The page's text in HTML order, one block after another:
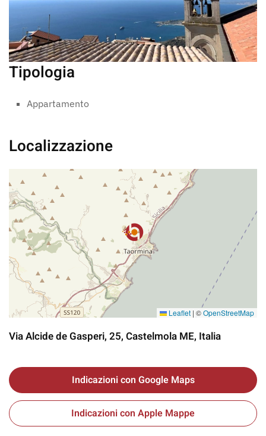
Tipologia
Appartamento
Localizzazione
Leaflet | ©OpenStreetMap
Via Alcide de Gasperi, 25, Castelmola ME, Italia
Indicazioni con Google Maps
Indicazioni con Apple Mappe